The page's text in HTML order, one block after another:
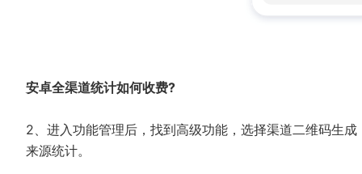
安卓全渠道统计如何收费?
2、进入功能管理后，找到高级功能，选择渠道二维码生
来源统计。